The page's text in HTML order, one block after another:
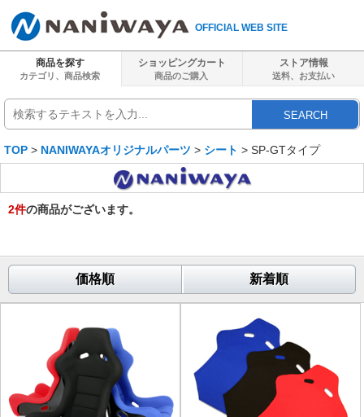
OFFICIAL WEB SITE
商品を探す
カテゴリ、商品検索
ショッピングカート
商品のご購入
ストア情報
送料、 お支払い
SEARCH
TOP > NANIWAYAオリジナルパーツ > シート > SP-GTタイプ
2件の商品がございます。
価格順 新着順